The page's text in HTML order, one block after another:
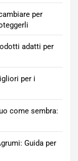
per
adatti per
per i
come sembra:
Guida per